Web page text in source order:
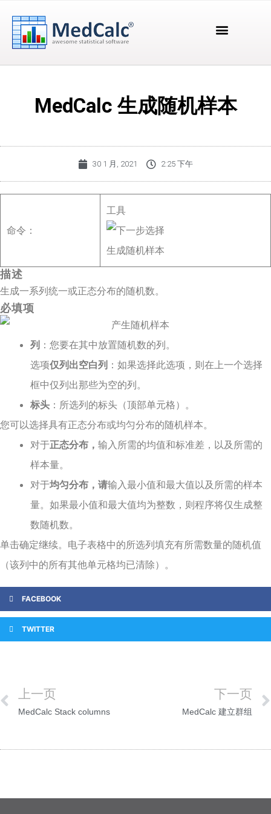
MedCalc 生成随机样本
30 1 月, 2021 2:25 下午
命令：
工具
生成随机样本
描述
生成一系列统一或正态分布的随机数。
必填项
列 ：您要在其中放置随机数的列。
选项仅列出空白列 ：如果选择此选项，则在上一个选择
框中仅列出那些为空的列。
标头 ：所选列的标头（顶部单元格）。
您可以选择具有正态分布或均匀分布的随机样本。
对于正态分布， 输入所需的均值和标准差，以及所需的
样本量。
对于均匀分布，请输入最小值和最大值以及所需的样本
量。如果最小值和最大值均为整数，则程序将仅生成整
数随机数。
单击确定继续。电子表格中的所选列填充有所需数量的随机值
（该列中的所有其他单元格均已清除）。
FACEBOOK
TWITTER
上一页
MedCalc Stack columns
下一页
MedCalc 建立群组